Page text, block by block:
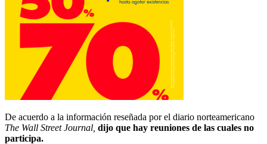
De acuerdo a la información reseñada por el diario norteamericano
The Wall Street Journal, dijo que hay reuniones de las cuales no
participa.